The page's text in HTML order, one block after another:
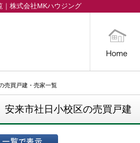
株式会社MKハウジング
売買戸建・売家一覧
安来市社日小校区の売買戸建